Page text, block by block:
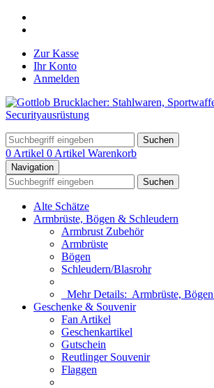
Zur Kasse
Ihr Konto
Anmelden
Suchen
0 Artikel 0 Artikel Warenkorb
Navigation
Suchen
Alte Schätze
Armbrüste, Bögen & Schleudern
Armbrust Zubehör
Armbrüste
Bögen
Schleudern/Blasrohr
Mehr Details: Armbrüste,
Geschenke & Souvenir
Fan Artikel
Geschenkartikel
Gutschein
Reutlinger Souvenir
Flaggen